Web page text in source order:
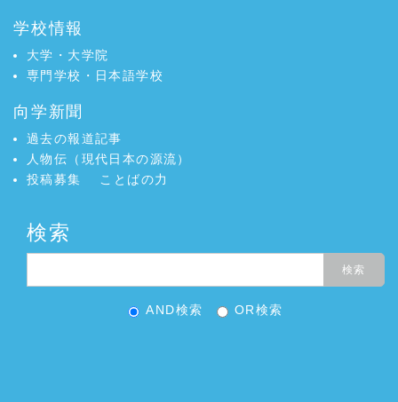
学校情報
大学・大学院
専門学校・日本語学校
向学新聞
過去の報道記事
人物伝（現代日本の源流）
投稿募集
ことばの力
検索
AND検索 OR検索